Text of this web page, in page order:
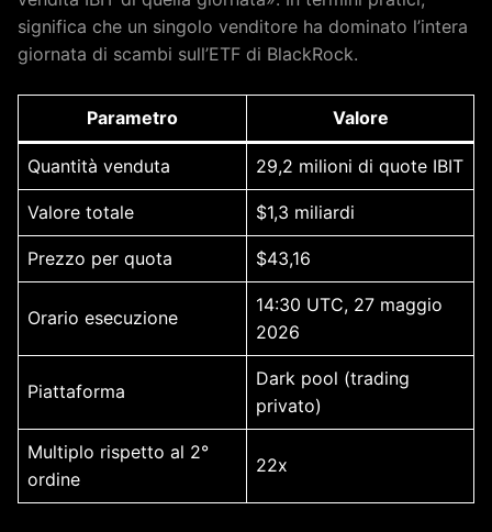
significa che un singolo venditore ha dominato l’intera
giornata di scambi sull’ETF di BlackRock.
Parametro Valore
Quantità venduta 29,2 milioni di quote IBIT
Valore totale $1,3 miliardi
Prezzo per quota $43,16
Orario esecuzione
14:30 UTC, 27 maggio
2026
Piattaforma
Dark pool (trading
privato)
Multiplo rispetto al 2°
ordine
22x